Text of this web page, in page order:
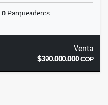
0 Parqueaderos
Venta
$390.000.000COP